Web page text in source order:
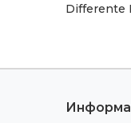
Differente